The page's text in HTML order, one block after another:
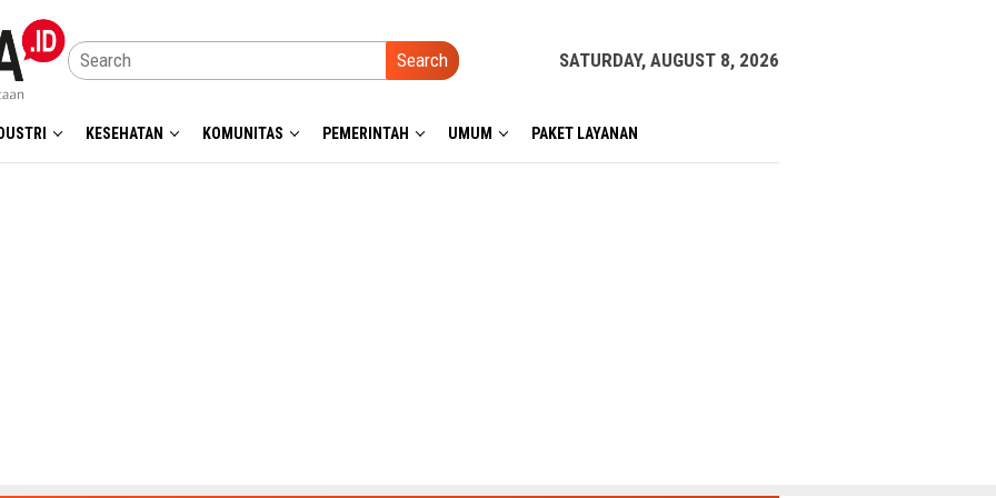
Search SATURDAY, AUGUST 8, 2026
KESEHATAN KOMUNITAS PEMERINTAH UMUM PAKET LAYANAN